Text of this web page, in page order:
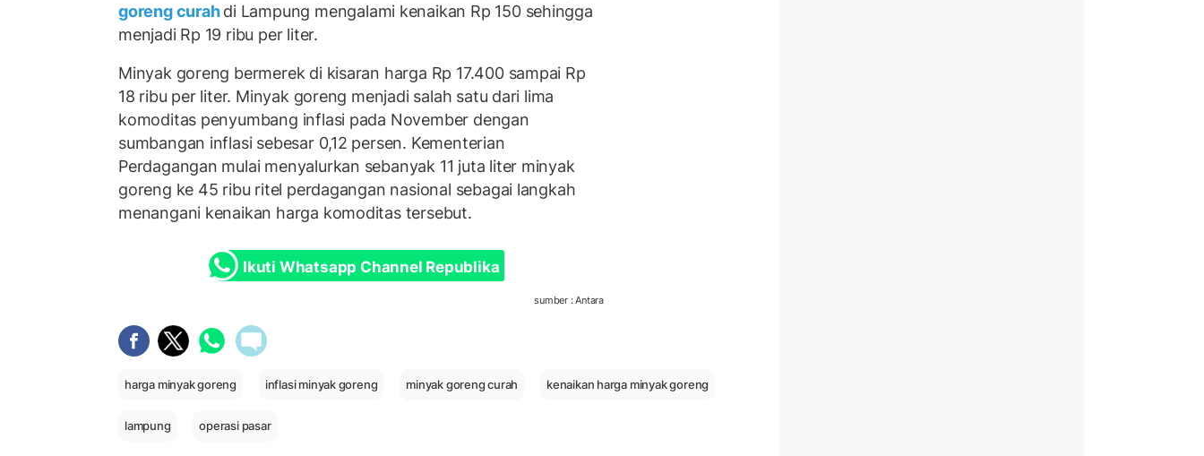
goreng curahdi Lampung mengalami kenaikan Rp 150 sehingga
menjadi Rp 19 ribu per liter.
Minyak goreng bermerek di kisaran harga Rp 17.400 sampai Rp
18 ribu per liter. Minyak goreng menjadi salah satu dari lima
komoditas penyumbang inflasi pada November dengan
sumbangan inflasi sebesar 0,12 persen. Kementerian
Perdagangan mulai menyalurkan sebanyak 11 juta liter minyak
goreng ke 45 ribu ritel perdagangan nasional sebagai langkah
menangani kenaikan harga komoditas tersebut.
Ikuti Whatsapp Channel Republika
sumber : Antara
harga minyak goreng inflasi minyak goreng minyak goreng curah kenaikan harga minyak goreng
lampung operasi pasar